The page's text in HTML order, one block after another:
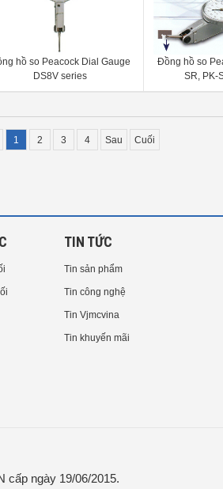
hồ so Peacock Dial Gauge
DS8V series
Đồng hồ so
SR, PK-
1 2 3 4 Sau Cuối
TIN TỨC
Tin sản phẩm
Tin công nghệ
Tin Vjmcvina
Tin khuyến mãi
cấp ngày 19/06/2015.